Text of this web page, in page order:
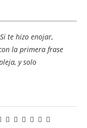
te hizo enojar,
la primera frase
y solo